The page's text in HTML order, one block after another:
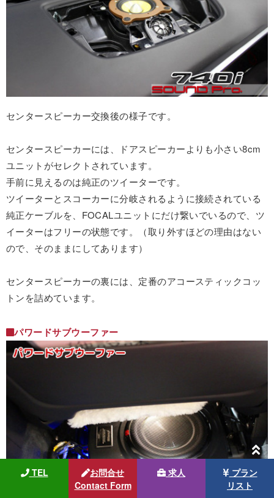
センタースピーカー交換後の様子です。
センタースピーカーには、ドアスピーカーよりも小さい8cm
ユニットがセレクトされています。
手前に見えるのは純正のツイーターです。
ツイーターとスコーカーに分岐されるように接続されている
純正ケーブルを、FOCALユニットにだけ繋いでいるので、ツ
イーターはフリーの状態です。（取り外すほどの理由はない
ので、そのままにしてあります）
センタースピーカーの裏には、定番のアコースティックコッ
トンを詰めています。
パワードサブウーファー
TEL
お問合せ
Contact Form
求人
プラン
リスト